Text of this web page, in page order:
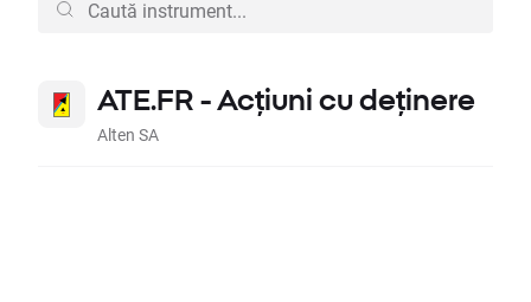
ATE.FR - Acțiuni cu deținere
Alten SA